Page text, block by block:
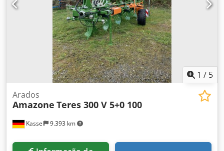
1 / 5
Kassel 9.393 km
Arados
Amazone Teres 300 V 5+0 100